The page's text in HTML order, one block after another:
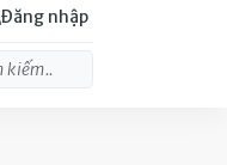
Đăng nhập